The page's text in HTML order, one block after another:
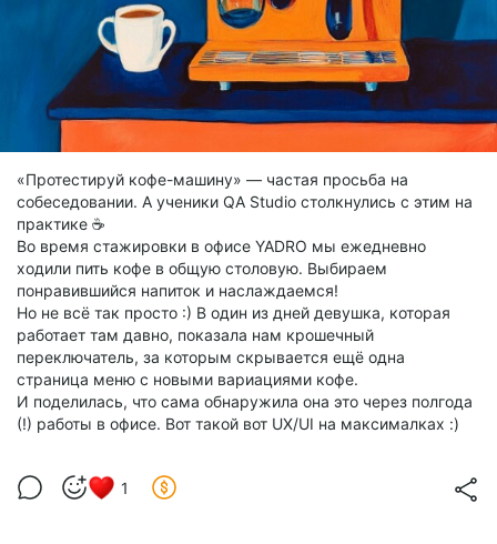
«Протестируй кофе-машину» — частая просьба на
собеседовании. А ученики QA Studio столкнулись с этим на
практике ☕️
Во время стажировки в офисе YADRO мы ежедневно
ходили пить кофе в общую столовую. Выбираем
понравившийся напиток и наслаждаемся!
Но не всё так просто :) В один из дней девушка, которая
работает там давно, показала нам крошечный
переключатель, за которым скрывается ещё одна
страница меню с новыми вариациями кофе.
И поделилась, что сама обнаружила она это через полгода
(!) работы в офисе. Вот такой вот UX/UI на максималках :)
1